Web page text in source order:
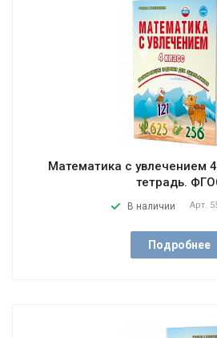
Математика с увлечением
тетрадь.
В наличии Арт.
Подробнее